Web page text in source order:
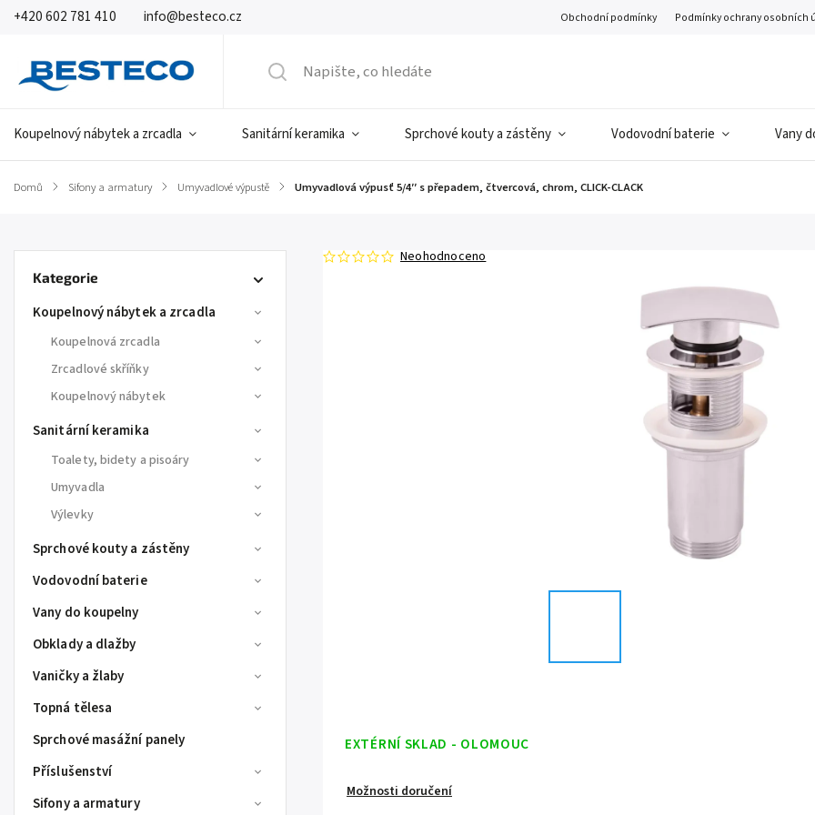
+420 602 781 410 info@besteco.cz Obchodní podmínky Podmínky ochrany osobních
Koupelnový nábytek a zrcadla Sanitární keramika Sprchové kouty a zástěny Vodovodní baterie Vany
Domů / Sifony a armatury / Umyvadlové výpustě / Umyvadlová výpusť 5/4′′ s přepadem, čtvercová, chrom, CLICK-CLACK
Kategorie
Koupelnový nábytek a zrcadla
Koupelnová zrcadla
Zrcadlové skříňky
Koupelnový nábytek
Sanitární keramika
Toalety, bidety a pisoáry
Umyvadla
Výlevky
Sprchové kouty a zástěny
Vodovodní baterie
Vany do koupelny
Obklady a dlažby
Vaničky a žlaby
Topná tělesa
Sprchové masážní panely
Příslušenství
Sifony a armatury
Neohodnoceno
EXTÉRNÍ SKLAD - OLOMOUC
Možnosti doručení